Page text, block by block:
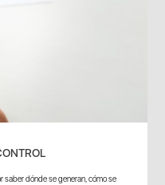
saber dónde se generan, cómo se